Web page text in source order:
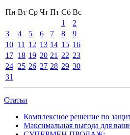
Пн Вт Ср Чт Пт Сб Вс
1
2
3
4 5 6 7 8
9
10 11 12 13 14 15 16
17 18 19 20 21 22 23
24 25 26 27 28 29 30
31
Статьи
Комплексное решение по
Максимальная выгода для